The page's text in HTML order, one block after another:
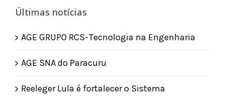
Últimas notícias
AGE GRUPO RCS-Tecnologia na Engenharia
AGE SNA do Paracuru
Reeleger Lula é fortalecer o Sistema